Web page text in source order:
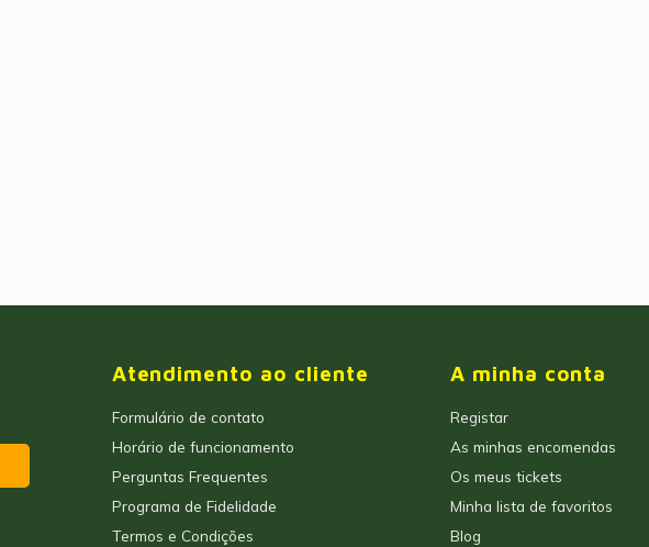
Atendimento ao cliente
Formulário de contato
Horário de funcionamento
Perguntas Frequentes
Programa de Fidelidade
Termos e Condições
A minha conta
Registar
As minhas encomendas
Os meus tickets
Minha lista de favoritos
Blog